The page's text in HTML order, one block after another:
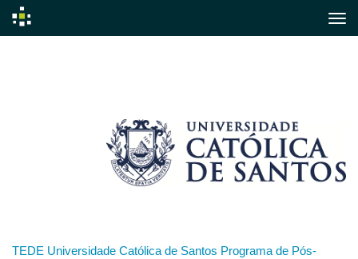
TEDE Universidade Católica de Santos Programa de Pós-